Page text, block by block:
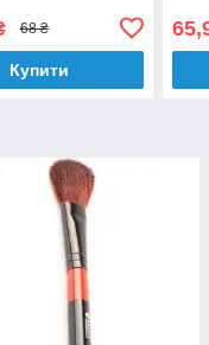
68 ₴
Купити